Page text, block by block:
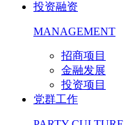
投资融资
MANAGEMENT
招商项目
金融发展
投资项目
党群工作